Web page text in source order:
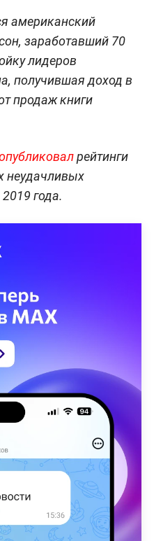
американский
заработавший 70
лидеров
получившая доход в
продаж книги
рейтинги
неудачливых
года.